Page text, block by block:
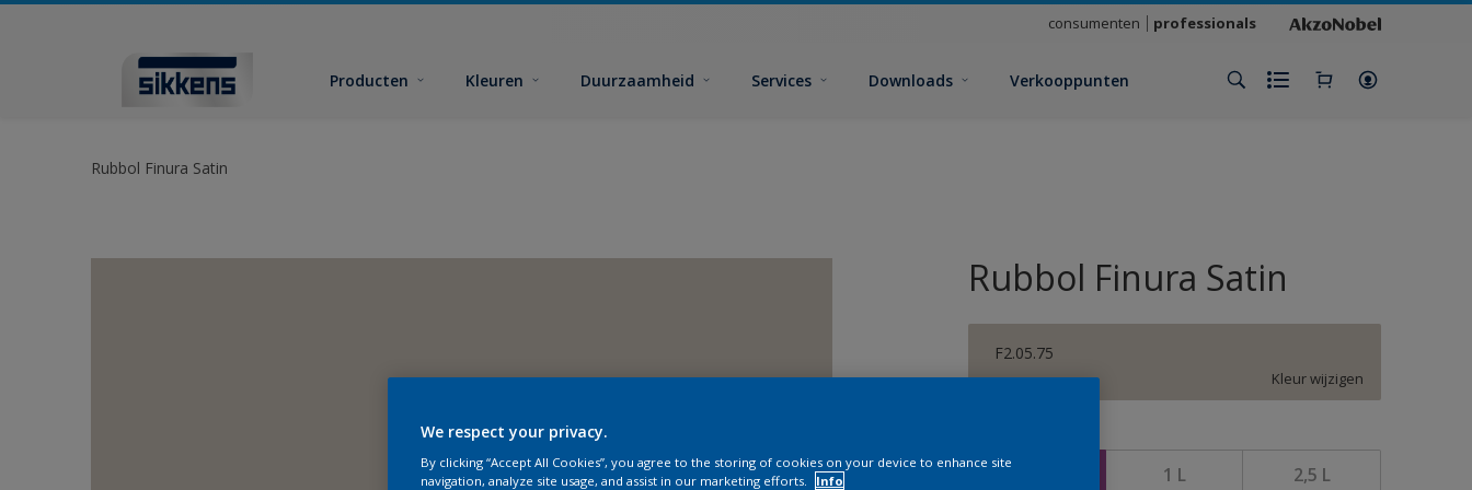
consumenten professionals
Producten Kleuren Duurzaamheid Services Downloads Verkooppunten
Rubbol Finura Satin
Rubbol Finura Satin
F2.05.75
Kleur wijzigen
500 ML 1 L 2,5 L
We respect your privacy.
By clicking “Accept All Cookies”, you agree to the storing of cookies on your device to enhance site
navigation, analyze site usage, and assist in our marketing efforts.
Info